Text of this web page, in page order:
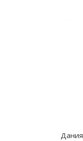
Дания